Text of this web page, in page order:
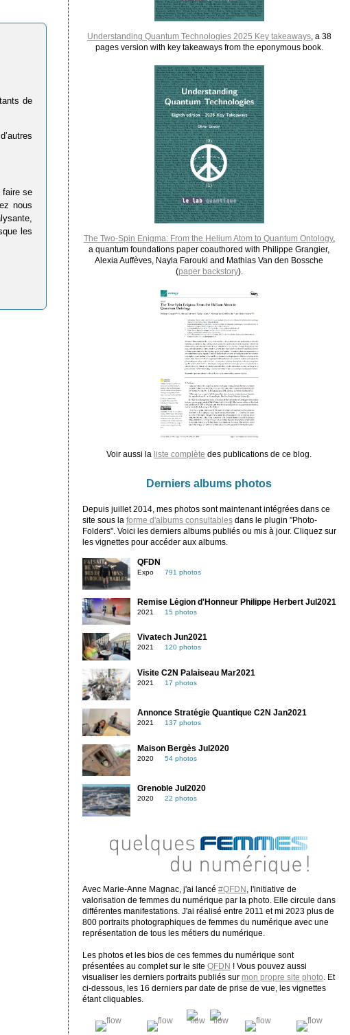
de
faire se
nous
les
Understanding Quantum Technologies 2025 Key takeaways, a 38
pages version with key takeaways from the eponymous book.
The Two-Spin Enigma: From the Helium Atom to Quantum Ontology,
a quantum foundations paper coauthored with Philippe Grangier,
Alexia Auffèves, Nayla Farouki and Mathias Van den Bossche
(paper backstory).
Voir aussi la liste complète des publications de ce blog.
Derniers albums photos
Depuis juillet 2014, mes photos sont maintenant intégrées dans ce
site sous la forme d'albums consultablesdans le plugin "Photo-
Folders". Voici les derniers albums publiés ou mis à jour. Cliquez sur
les vignettes pour accéder aux albums.
QFDN
Expo 791 photos
Remise Légion d'Honneur Philippe Herbert Jul2021
2021 15 photos
Vivatech Jun2021
2021 120 photos
Visite C2N Palaiseau Mar2021
2021 17 photos
Annonce Stratégie Quantique C2N Jan2021
2021 137 photos
Maison Bergès Jul2020
2020 54 photos
Grenoble Jul2020
2020 22 photos
Avec Marie-Anne Magnac, j'ai lancé #QFDN
, l'initiative de
valorisation de femmes du numérique par la photo. Elle circule dans
différentes manifestations. J'ai réalisé entre 2011 et mi 2023 plus de
800 portraits photographiques de femmes du numérique avec une
représentation de tous les métiers du numérique.
Les photos et les bios de ces femmes du numérique sont
présentées au complet sur le site QFDN ! Vous pouvez aussi
visualiser les derniers portraits publiés sur mon propre site photo . Et
ci-dessous, les 16 derniers par date de prise de vue, les vignettes
étant cliquables.